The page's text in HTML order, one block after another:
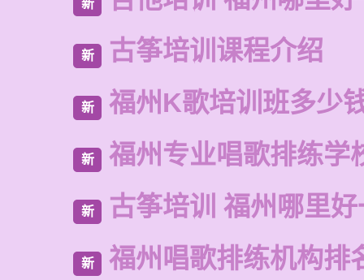
新
新 古筝培训课程介绍
新 福州K歌培训班多少
新 福州专业唱歌排练学
新 古筝培训 福州哪里
新 福州唱歌排练机构排